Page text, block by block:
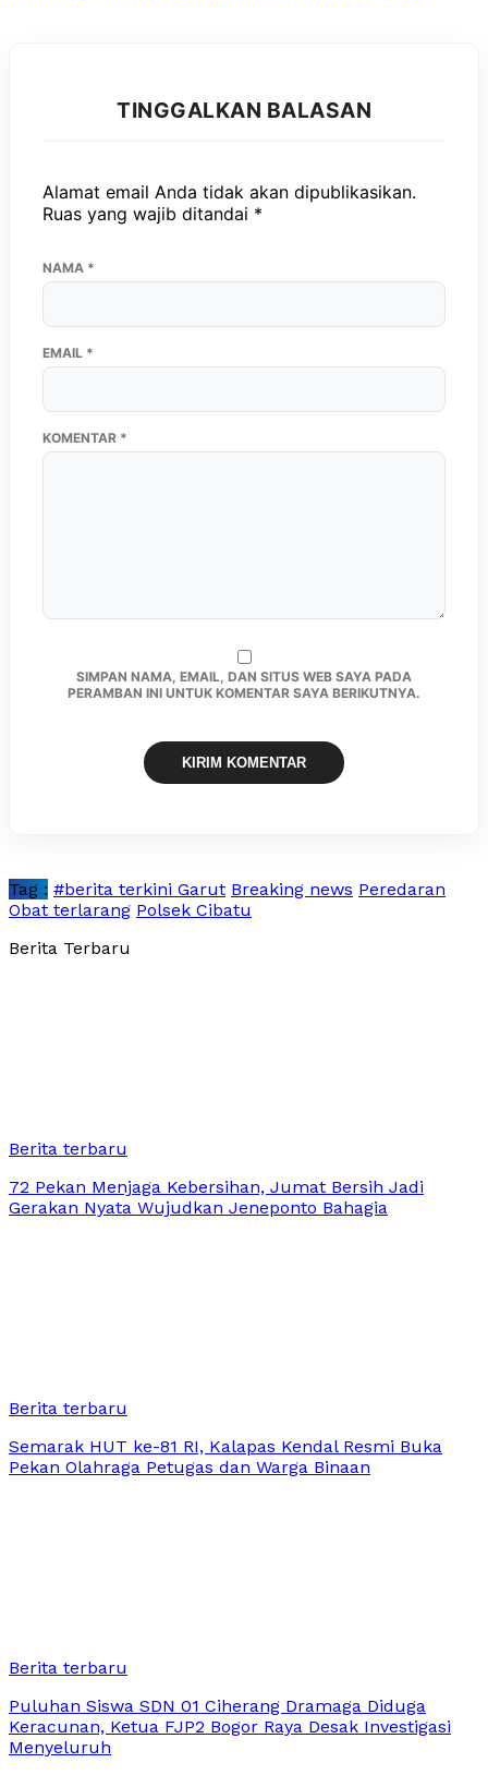
TINGGALKAN BALASAN
Alamat email Anda tidak akan dipublikasikan.
Ruas yang wajib ditandai *
KOMENTAR *
NAMA *
EMAIL *
SIMPAN NAMA, EMAIL, DAN SITUS WEB SAYA PADA
PERAMBAN INI UNTUK KOMENTAR SAYA BERIKUTNYA.
Tag : #berita terkini Garut Breaking news Peredaran
Obat terlarang Polsek Cibatu
Berita Terbaru
Berita terbaru
72 Pekan Menjaga Kebersihan, Jumat Bersih Jadi
Gerakan Nyata Wujudkan Jeneponto Bahagia
Berita terbaru
Semarak HUT ke-81 RI, Kalapas Kendal Resmi Buka
Pekan Olahraga Petugas dan Warga Binaan
Berita terbaru
Puluhan Siswa SDN 01 Ciherang Dramaga Diduga
Keracunan, Ketua FJP2 Bogor Raya Desak Investigasi
Menyeluruh